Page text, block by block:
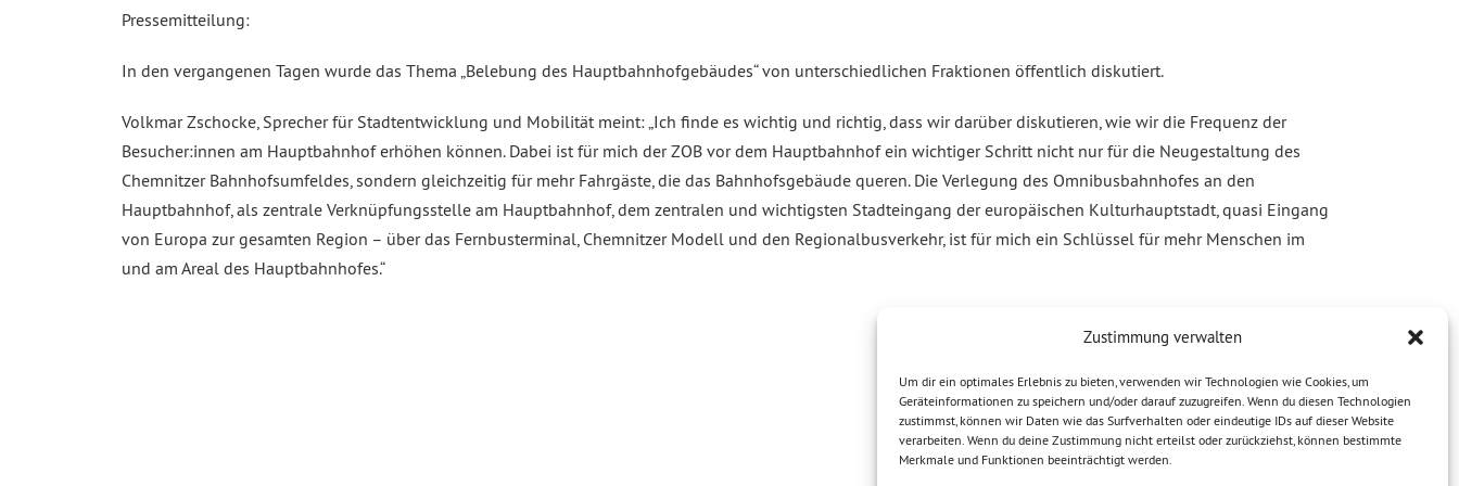
Zustimmung verwalten
Um dir ein optimales Erlebnis zu bieten, verwenden wir Technologien wie Cookies, um
Geräteinformationen zu speichern und/oder darauf zuzugreifen. Wenn du diesen Technologien
zustimmst, können wir Daten wie das Surfverhalten oder eindeutige IDs auf dieser Website
verarbeiten. Wenn du deine Zustimmung nicht erteilst oder zurückziehst, können bestimmte
Merkmale und Funktionen beeinträchtigt werden.
Pressemitteilung:
In den vergangenen Tagen wurde das Thema „Belebung des Hauptbahnhofgebäudes“ von unterschiedlichen Fraktionen öffentlich diskutiert.
Volkmar Zschocke, Sprecher für Stadtentwicklung und Mobilität meint: „Ich finde es wichtig und richtig, dass wir darüber diskutieren, wie wir die Frequenz der
Besucher:innen am Hauptbahnhof erhöhen können. Dabei ist für mich der ZOB vor dem Hauptbahnhof ein wichtiger Schritt nicht nur für die Neugestaltung des
Chemnitzer Bahnhofsumfeldes, sondern gleichzeitig für mehr Fahrgäste, die das Bahnhofsgebäude queren. Die Verlegung des Omnibusbahnhofes an den
Hauptbahnhof, als zentrale Verknüpfungsstelle am Hauptbahnhof, dem zentralen und wichtigsten Stadteingang der europäischen Kulturhauptstadt, quasi Eingang
von Europa zur gesamten Region – über das Fernbusterminal, Chemnitzer Modell und den Regionalbusverkehr, ist für mich ein Schlüssel für mehr Menschen im
und am Areal des Hauptbahnhofes.“